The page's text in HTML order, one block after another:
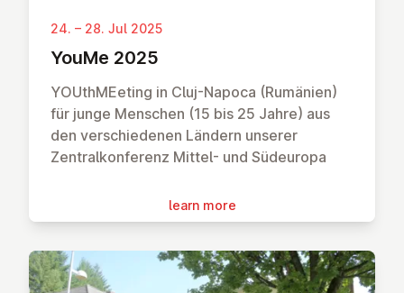
24. – 28. Jul 2025
YouMe 2025
YOUthMEeting in Cluj-Napoca (Rumänien)
für junge Menschen (15 bis 25 Jahre) aus
den verschiedenen Ländern unserer
Zentralkonferenz Mittel- und Südeuropa
learn more